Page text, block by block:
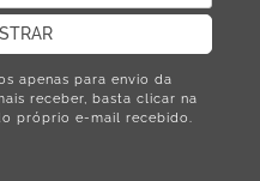
apenas para envio da
receber, basta clicar na
próprio e-mail recebido.